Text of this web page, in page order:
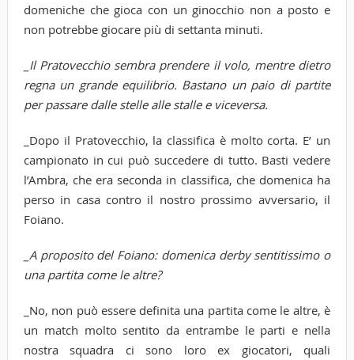
domeniche che gioca con un ginocchio non a posto e
non potrebbe giocare più di settanta minuti.
_Il Pratovecchio sembra prendere il volo, mentre dietro
regna un grande equilibrio. Bastano un paio di partite
per passare dalle stelle alle stalle e viceversa.
_Dopo il Pratovecchio, la classifica è molto corta. E’ un
campionato in cui può succedere di tutto. Basti vedere
l’Ambra, che era seconda in classifica, che domenica ha
perso in casa contro il nostro prossimo avversario, il
Foiano.
_A proposito del Foiano: domenica derby sentitissimo o
una partita come le altre?
_No, non può essere definita una partita come le altre, è
un match molto sentito da entrambe le parti e nella
nostra squadra ci sono loro ex giocatori, quali